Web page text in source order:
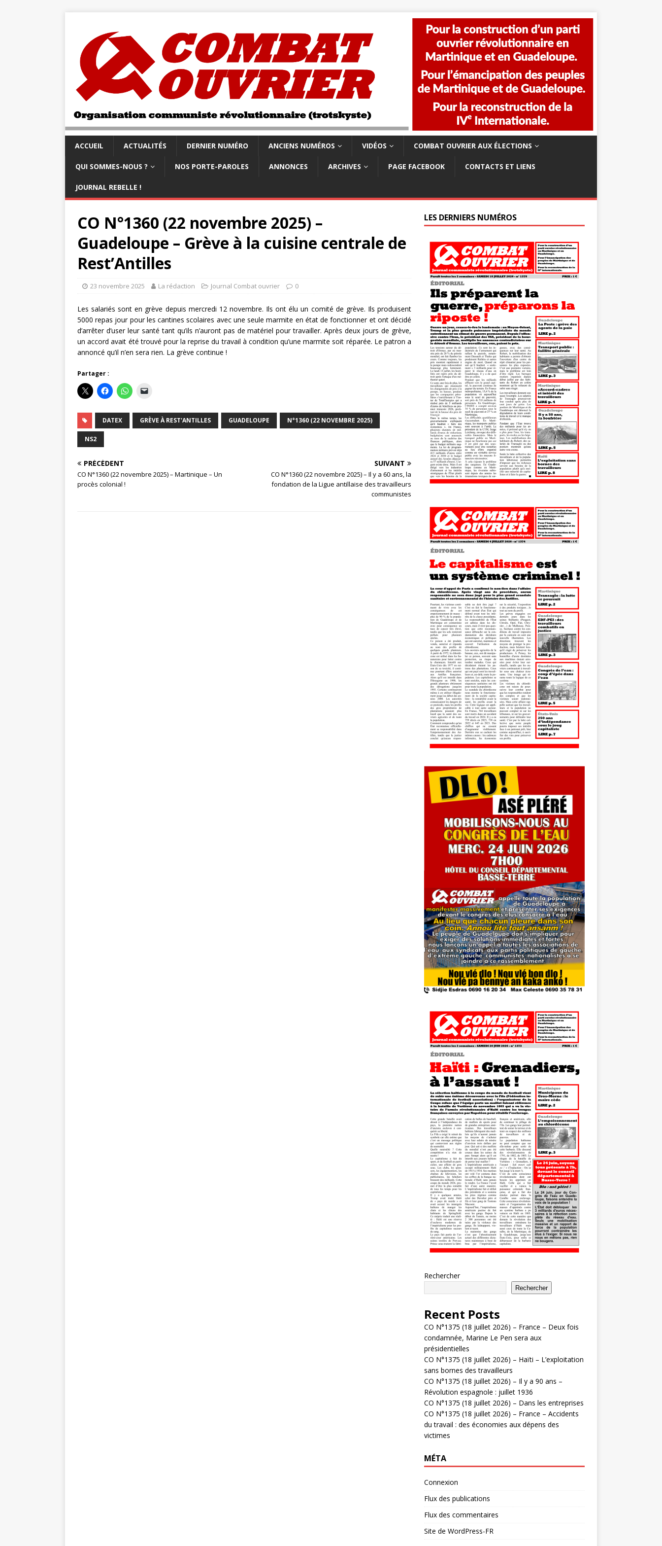
ACCUEIL ACTUALITÉS DERNIER NUMÉRO ANCIENS NUMÉROS VIDÉOS COMBAT OUVRIER AUX ÉLECTIONS
QUI SOMMES-NOUS ? NOS PORTE-PAROLES ANNONCES ARCHIVES PAGE FACEBOOK CONTACTS ET LIENS
JOURNAL REBELLE !
CO N°1360 (22 novembre 2025) –
Guadeloupe – Grève à la cuisine centrale de
Rest’Antilles
23 novembre 2025 La rédaction Journal Combat ouvrier 0
Les salariés sont en grève depuis mercredi 12 novembre. Ils ont élu un comité de grève. Ils produisent
5000 repas jour pour les cantines scolaires avec une seule marmite en état de fonctionner et ont décidé
d’arrêter d’user leur santé tant qu’ils n’auront pas de matériel pour travailler. Après deux jours de grève,
un accord avait été trouvé pour la reprise du travail à condition qu’une marmite soit réparée. Le patron a
annoncé qu’il n’en sera rien. La grève continue !
Partager :
DATEX GRÈVE À REST'ANTILLES GUADELOUPE N°1360 (22 NOVEMBRE 2025)
NS2
PRÉCÉDENT
CO N°1360 (22 novembre 2025) – Martinique – Un
procès colonial !
SUIVANT
CO N°1360 (22 novembre 2025) – Il y a 60 ans, la
fondation de la Ligue antillaise des travailleurs
communistes
LES DERNIERS NUMÉROS
Rechercher
Rechercher
Recent Posts
CO N°1375 (18 juillet 2026) – France – Deux fois
condamnée, Marine Le Pen sera aux
présidentielles
CO N°1375 (18 juillet 2026) – Haïti – L’exploitation
sans bornes des travailleurs
CO N°1375 (18 juillet 2026) – Il y a 90 ans –
Révolution espagnole : juillet 1936
CO N°1375 (18 juillet 2026) – Dans les entreprises
CO N°1375 (18 juillet 2026) – France – Accidents
du travail : des économies aux dépens des
victimes
MÉTA
Connexion
Flux des publications
Flux des commentaires
Site de WordPress-FR